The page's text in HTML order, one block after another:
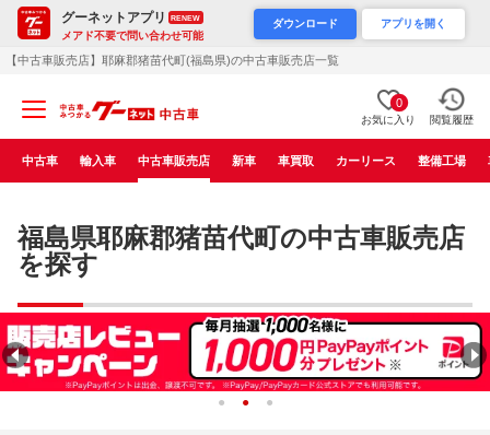
グーネットアプリ RENEW
メアド不要で問い合わせ可能
ダウンロード アプリを開く
【中古車販売店】耶麻郡猪苗代町(福島県)の中古車販売店一覧
0
お気に入り 閲覧履歴
中古車 輸入車 中古車販売店 新車 車買取 カーリース 整備工場
福島県耶麻郡猪苗代町の中古車販売店
を探す